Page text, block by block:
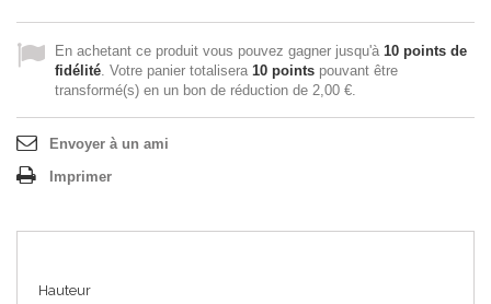
En achetant ce produit vous pouvez gagner jusqu'à 10 points de
fidélité. Votre panier totalisera 10 points pouvant être
transformé(s) en un bon de réduction de 2,00 €.
Envoyer à un ami
Imprimer
Hauteur